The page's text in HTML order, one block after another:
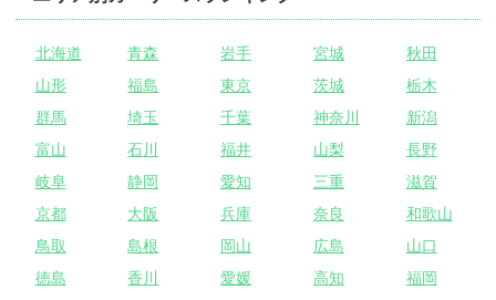
北海道 青森 岩手 宮城
秋田
山形
福島 東京 茨城
栃木
群馬
埼玉 千葉 神奈川
新潟
富山
石川 福井 山梨
長野
岐阜
静岡 愛知 三重
滋賀
京都
大阪 兵庫 奈良
和歌山
鳥取
島根 岡山 広島
山口
徳島
香川 愛媛 高知
福岡